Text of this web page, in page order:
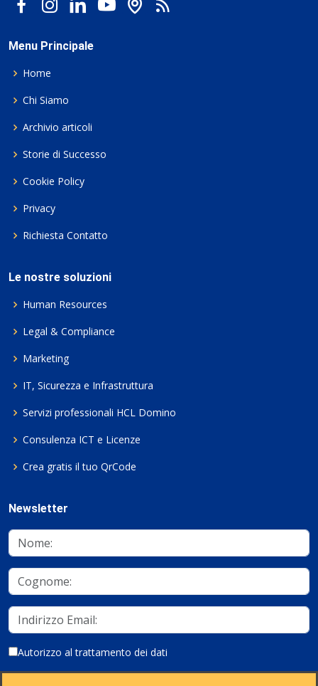
Menu Principale
Home
Chi Siamo
Archivio articoli
Storie di Successo
Cookie Policy
Privacy
Richiesta Contatto
Le nostre soluzioni
Human Resources
Legal & Compliance
Marketing
IT, Sicurezza e Infrastruttura
Servizi professionali HCL Domino
Consulenza ICT e Licenze
Crea gratis il tuo QrCode
Newsletter
Autorizzo al trattamento dei dati